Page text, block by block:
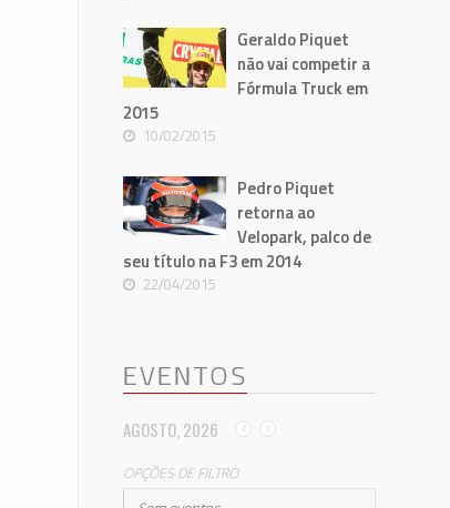
Geraldo Piquet
não vai competir a
Fórmula Truck em
2015
10/02/2015
Pedro Piquet
retorna ao
Velopark, palco de
seu título na F3 em 2014
22/04/2015
EVENTOS
AGOSTO, 2026
OPÇÕES DE FILTRO